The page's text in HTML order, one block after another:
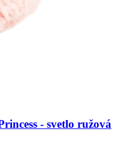
- svetlo ružová